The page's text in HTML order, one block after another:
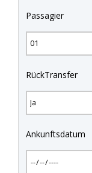
Passagier
RückTransfer
Ankunftsdatum